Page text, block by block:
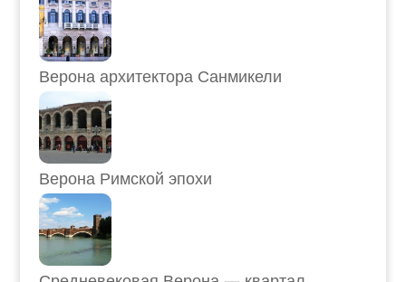
Верона архитектора Санмикели
Верона Римской эпохи